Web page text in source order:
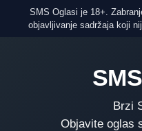
SMS Oglasi je 18+.
objavljivanje sadržaja koji
Brzi
Objavite oglas